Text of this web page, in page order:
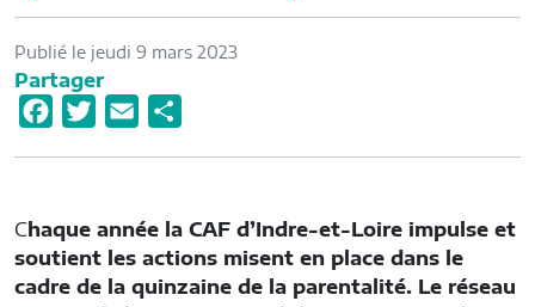
Publié le jeudi 9 mars 2023
Partager
b
o
t
e
l
a
g
Chaque année la CAF d’Indre-et-Loire impulse et
soutient les actions misent en place dans le
cadre de la quinzaine de la parentalité. Le réseau